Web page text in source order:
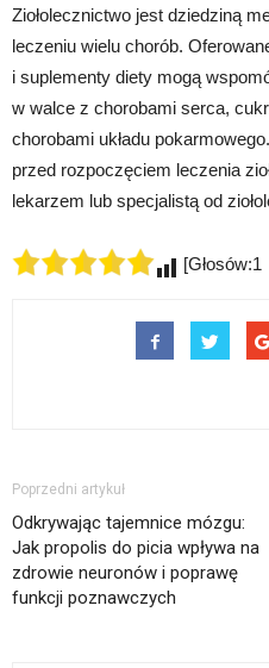
Ziołolecznictwo jest dziedziną
leczeniu wielu chorób.
i suplementy diety mogą
w walce z chorobami serca,
chorobami układu
przed rozpoczęciem leczenia
lekarzem lub specjalistą od
Poprzedni artykuł
Odkrywając tajemnice mózgu:
Jak propolis do picia wpływa na
zdrowie neuronów i poprawę
funkcji poznawczych